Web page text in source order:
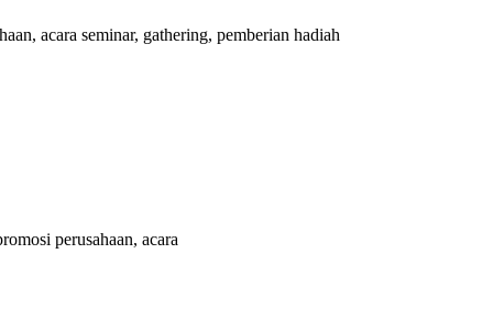
acara seminar, gathering, pemberian hadiah
perusahaan, acara